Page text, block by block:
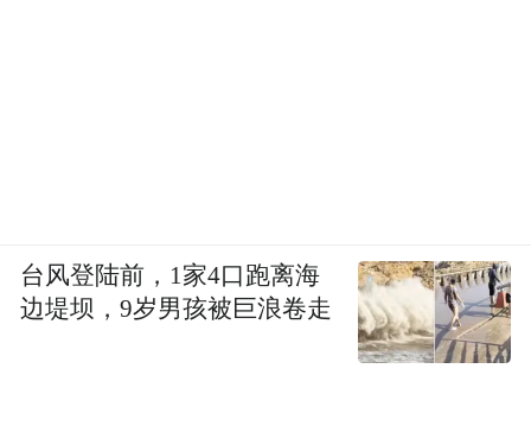
台风登陆前，1家4口跑离海
边堤坝，9岁男孩被巨浪卷走